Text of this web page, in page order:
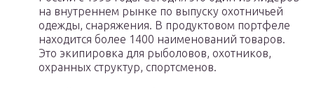
на внутреннем рынке по выпуску охотничьей
одежды, снаряжения. В продуктовом портфеле
находится более 1400 наименований товаров.
Это экипировка для рыболовов, охотников,
охранных структур, спортсменов.